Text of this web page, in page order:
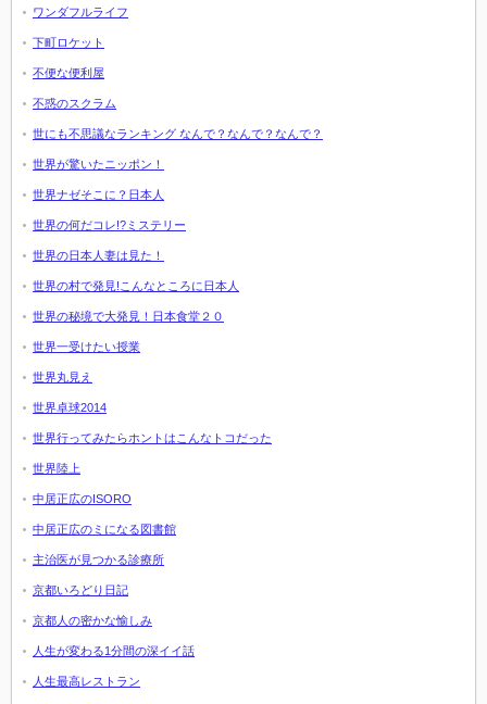
ワンダフルライフ
下町ロケット
不便な便利屋
不惑のスクラム
世にも不思議なランキング なんで？なんで？なんで？
世界が驚いたニッポン！
世界ナゼそこに？日本人
世界の何だコレ!?ミステリー
世界の日本人妻は見た！
世界の村で発見!こんなところに日本人
世界の秘境で大発見！日本食堂２０
世界一受けたい授業
世界丸見え
世界卓球2014
世界行ってみたらホントはこんなトコだった
世界陸上
中居正広のISORO
中居正広のミになる図書館
主治医が見つかる診療所
京都いろどり日記
京都人の密かな愉しみ
人生が変わる1分間の深イイ話
人生最高レストラン